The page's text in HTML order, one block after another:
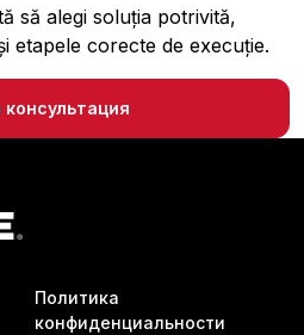
să alegi soluția potrivită,
etapele corecte de execuție.
Политика
конфиденциальности